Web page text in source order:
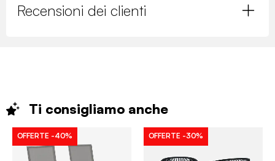
Recensioni dei clienti
Ti consigliamo anche
OFFERTE -40% OFFERTE -30%